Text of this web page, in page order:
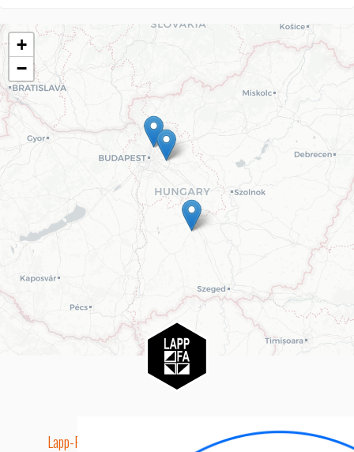
+
−
Lapp-Fa EUTR technikai azonosító száma: AA5849163